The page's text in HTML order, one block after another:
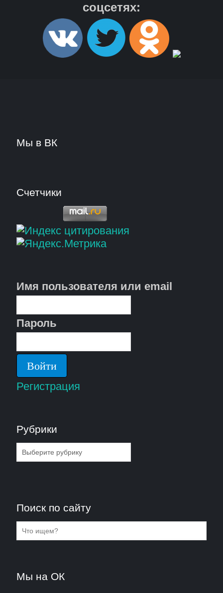
соцсетях:
Мы в ВК
Счетчики
Имя пользователя или email
Пароль
Регистрация
Рубрики
Рубрики
Поиск по сайту
Мы на ОК